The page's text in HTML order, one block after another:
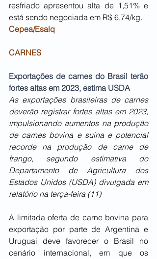
resfriado apresentou alta de 1,51% e
está sendo negociada em R$ 6,74/kg.
Cepea/Esalq
CARNES
Exportações de carnes do Brasil terão
fortes altas em 2023, estima USDA
As exportações brasileiras de carnes
deverão registrar fortes altas em 2023,
impulsionando aumentos na produção
de carnes bovina e suína e potencial
recorde na produção de carne de
frango, segundo estimativa do
Departamento de Agricultura dos
Estados Unidos (USDA) divulgada em
relatório na terça-feira (11)
A limitada oferta de carne bovina para
exportação por parte de Argentina e
Uruguai deve favorecer o Brasil no
cenário internacional, em que os